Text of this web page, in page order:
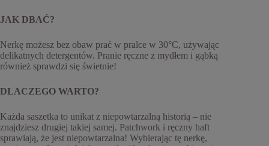
JAK DBAĆ?
Nerkę możesz bez obaw prać w pralce w 30°C, używając
delikatnych detergentów. Pranie ręczne z mydłem i gąbką
również sprawdzi się świetnie!
DLACZEGO WARTO?
Każda saszetka to unikat z niepowtarzalną historią – nie
znajdziesz drugiej takiej samej. Patchwork i ręczny haft
sprawiają, że jest niepowtarzalna! Wybierając tę nerkę,